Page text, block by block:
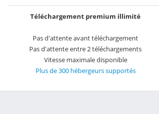
Téléchargement premium illimité
Pas d'attente avant téléchargement
Pas d'attente entre 2 téléchargements
Vitesse maximale disponible
Plus de 300 hébergeurs supportés